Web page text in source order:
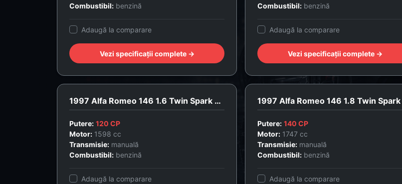
Combustibil: benzină
Adaugă la comparare
Vezi specificații complete →
Combustibil: benzină
Adaugă la comparare
Vezi specificații complete →
1997 Alfa Romeo 146 1.6 Twin Spark 16V L
Putere: 120 CP
Motor: 1598 cc
Transmisie: manuală
Combustibil: benzină
Adaugă la comparare
Putere: 140 CP
Motor: 1747 cc
Transmisie: manuală
Combustibil: benzină
Adaugă la comparare